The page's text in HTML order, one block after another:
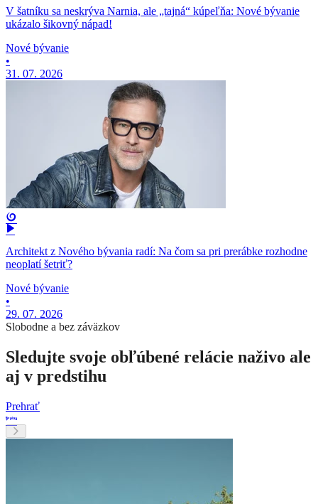
V šatníku sa neskrýva Narnia, ale „tajná“ kúpeľňa: Nové bývanie
ukázalo šikovný nápad!
Nové bývanie
•
31. 07. 2026
Architekt z Nového bývania radí: Na čom sa pri prerábke rozhodne
neoplatí šetriť?
Nové bývanie
•
29. 07. 2026
Slobodne a bez záväzkov
Sledujte svoje obľúbené relácie naživo ale
aj v predstihu
Prehrať